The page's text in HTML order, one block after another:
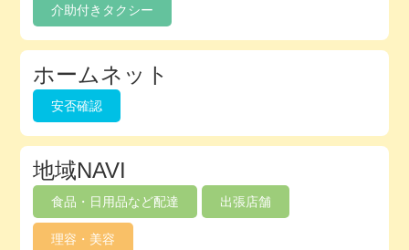
介助付きタクシー
ホームネット
安否確認
地域NAVI
食品・日用品など配達 出張店舗
理容・美容